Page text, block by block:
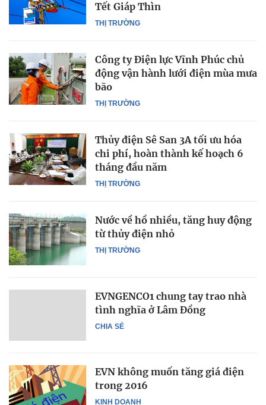
THỊ TRƯỜNG
Tết Giáp Thìn
THỊ TRƯỜNG
Công ty Điện lực Vĩnh Phúc chủ
động vận hành lưới điện mùa mưa
bão
THỊ TRƯỜNG
Thủy điện Sê San 3A tối ưu hóa
chi phí, hoàn thành kế hoạch 6
tháng đầu năm
THỊ TRƯỜNG
Nước về hồ nhiều, tăng huy động
từ thủy điện nhỏ
CHIA SẺ
EVNGENCO1 chung tay trao nhà
tình nghĩa ở Lâm Đồng
KINH DOANH
EVN không muốn tăng giá điện
trong 2016